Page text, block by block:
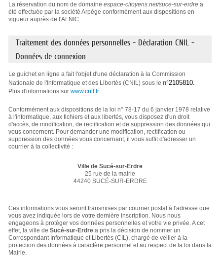
La réservation du nom de domaine espace-citoyens.net/suce-sur-erdrea
été effectuée par la société Arpège conformément aux dispositions en
vigueur auprès de l'AFNIC.
Traitement des données personnelles - Déclaration CNIL -
Données de connexion
Le guichet en ligne a fait l'objet d'une déclaration à la Commission
Nationale de l'Informatique et des Libertés (CNIL) sous le n°2105810.
Plus d'informations sur www.cnil.fr.
Conformément aux dispositions de la loi n° 78-17 du 6 janvier 1978 relative
à l'informatique, aux fichiers et aux libertés, vous disposez d'un droit
d'accès, de modification, de rectification et de suppression des données qui
vous concernent. Pour demander une modification, rectification ou
suppression des données vous concernant, il vous suffit d'adresser un
courrier à la collectivité :
Ville de Sucé-sur-Erdre
25 rue de la mairie
44240 SUCÉ-SUR-ERDRE
Ces informations vous seront transmises par courrier postal à l'adresse que
vous avez indiquée lors de votre dernière inscription. Nous nous
engageons à protéger vos données personnelles et votre vie privée. A cet
effet, la ville de Sucé-sur-Erdrea pris la décision de nommer un
Correspondant Informatique et Libertés (CIL), chargé de veiller à la
protection des données à caractère personnel et au respect de la loi dans la
Mairie.